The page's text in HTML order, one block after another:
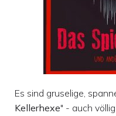
Es sind gruselige,
Kellerhexe" - auch